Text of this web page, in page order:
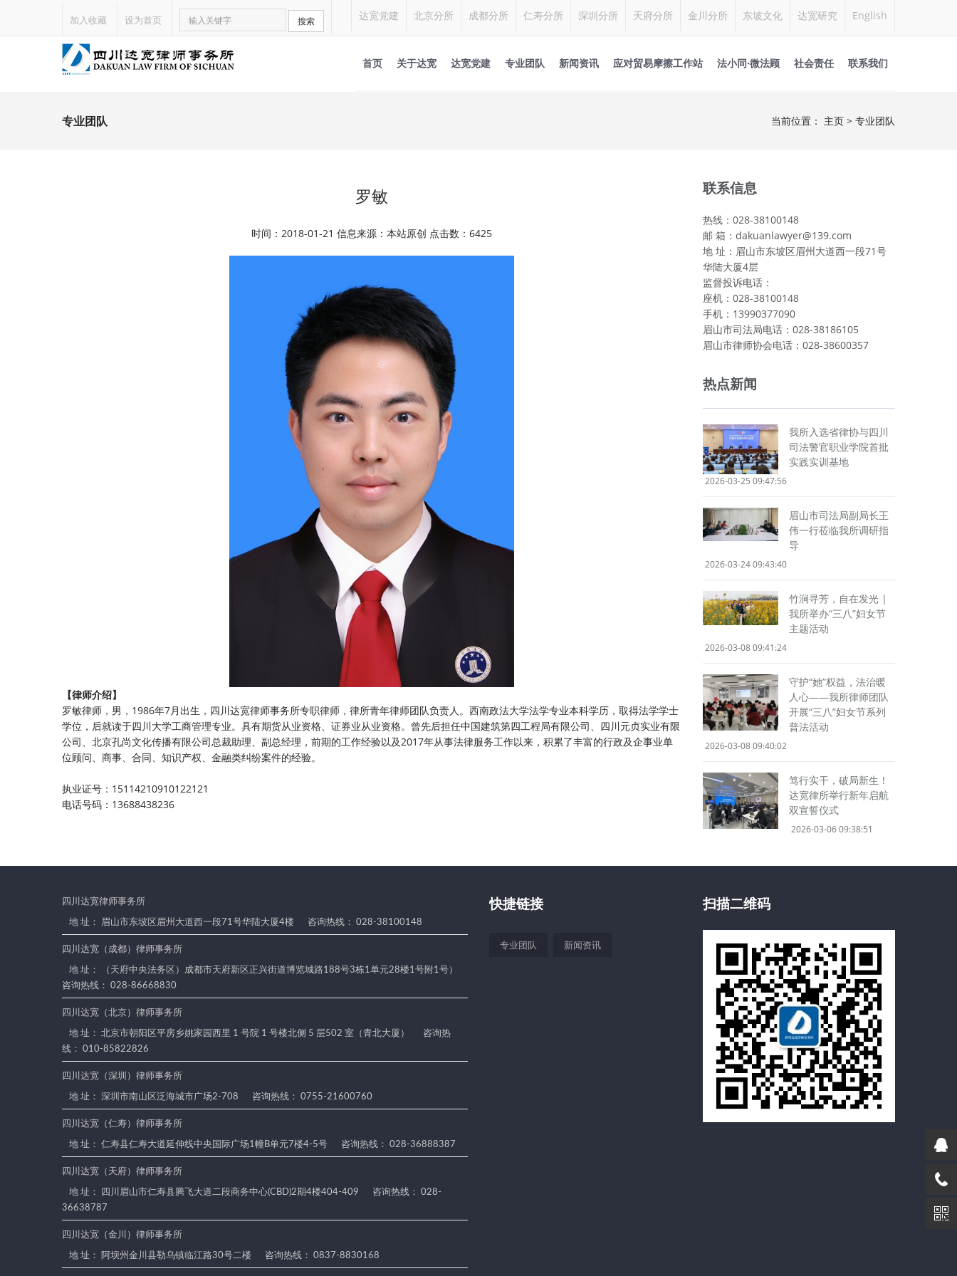
加入收藏 设为首页 搜索 达宽党建 北京分所 成都分所 仁寿分所 深圳分所 天府分所 金川分所 东坡文化 达宽研究 English
首页 关于达宽 达宽党建 专业团队 新闻资讯 应对贸易摩擦工作站 法小同·微法顾 社会责任 联系我们
专业团队 当前位置： 主页 > 专业团队
罗敏
时间：2018-01-21 信息来源：本站原创 点击数：6425
【律师介绍】
罗敏律师，男， 1986年7月出生，四川达宽律师事务所专职律师，律所青年律师团队负责人。西南政法大学法学专业本科学历，取得法学学士
学位，后就读于四川大学工商管理专业。具有期货从业资格、证券业从业资格。曾先后担任中国建筑第四工程局有限公司、四川元贞实业有限
公司、北京孔尚文化传播有限公司总裁助理、副总经理，前期的工作经验以及2017年从事法律服务工作以来，积累了丰富的行政及企事业单
位顾问、商事、合同、知识产权、金融类纠纷案件的经验。
执业证号： 15114210910122121
电话号码：13688438236
联系信息
热线：028-38100148
邮 箱：dakuanlawyer@139.com
地 址：眉山市东坡区眉州大道西一段71号
华陆大厦4层
监督投诉电话：
座机：028-38100148
手机：13990377090
眉山市司法局电话：028-38186105
眉山市律师协会电话：028-38600357
热点新闻
我所入选省律协与四川
司法警官职业学院首批
实践实训基地
2026-03-25 09:47:56
眉山市司法局副局长王
伟一行莅临我所调研指
导
2026-03-24 09:43:40
竹涧寻芳，自在发光 |
我所举办“三八”妇女节
主题活动
2026-03-08 09:41:24
守护“她”权益，法治暖
人心——我所律师团队
开展“三八”妇女节系列
普法活动
2026-03-08 09:40:02
笃行实干，破局新生！
达宽律所举行新年启航
双宣誓仪式
2026-03-06 09:38:51
四川达宽律师事务所
地 址： 眉山市东坡区眉州大道西一段71号华陆大厦4楼 咨询热线： 028-38100148
四川达宽（成都）律师事务所
地 址： （天府中央法务区）成都市天府新区正兴街道博览城路188号3栋1单元28楼1号附1号）
咨询热线： 028-86668830
四川达宽（北京）律师事务所
地 址： 北京市朝阳区平房乡姚家园西里 1 号院 1 号楼北侧 5 层502 室（青北大厦）
咨询热
线： 010-85822826
四川达宽（深圳）律师事务所
地 址： 深圳市南山区泛海城市广场2-708 咨询热线： 0755-21600760
四川达宽（仁寿）律师事务所
地 址： 仁寿县仁寿大道延伸线中央国际广场1幢B单元7楼4-5号 咨询热线： 028-36888387
四川达宽（天府）律师事务所
地 址： 四川眉山市仁寿县腾飞大道二段商务中心(CBD)2期4楼404-409
咨询热线： 028-
36638787
四川达宽（金川）律师事务所
地 址： 阿坝州金川县勒乌镇临江路30号二楼 咨询热线： 0837-8830168
快捷链接
专业团队 新闻资讯
扫描二维码